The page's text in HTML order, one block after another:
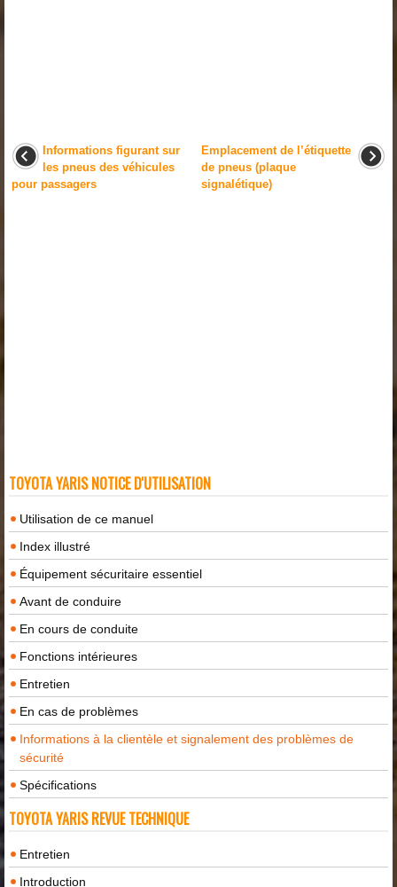
Informations figurant sur
les pneus des véhicules
pour passagers
Emplacement de l’étiquette
de pneus (plaque
signalétique)
TOYOTA YARIS NOTICE D'UTILISATION
Utilisation de ce manuel
Index illustré
Équipement sécuritaire essentiel
Avant de conduire
En cours de conduite
Fonctions intérieures
Entretien
En cas de problèmes
Informations à la clientèle et signalement des problèmes de
sécurité
Spécifications
TOYOTA YARIS REVUE TECHNIQUE
Entretien
Introduction